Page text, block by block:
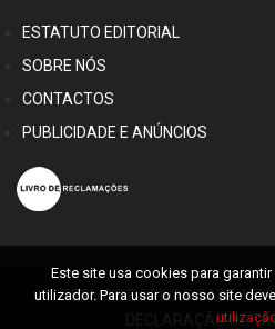
ESTATUTO EDITORIAL
SOBRE NÓS
CONTACTOS
PUBLICIDADE E ANÚNCIOS
TERMOS E PRIVACIDADE|
DECLARAÇÃO DE
Este site usa cookies para
utilizador. Para usar o nosso site